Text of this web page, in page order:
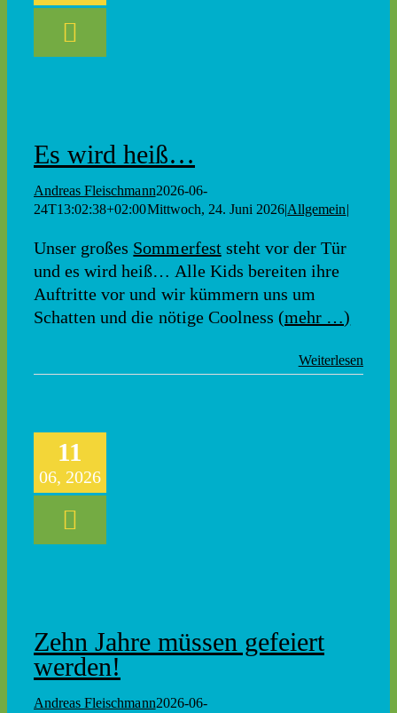
Es wird heiß…
Andreas Fleischmann2026-06-
24T13:02:38+02:00Mittwoch, 24. Juni 2026|Allgemein|
Unser großes Sommerfest steht vor der Tür
und es wird heiß… Alle Kids bereiten ihre
Auftritte vor und wir kümmern uns um
Schatten und die nötige Coolness (mehr …)
Weiterlesen
11
06, 2026
Zehn Jahre müssen gefeiert
werden!
Andreas Fleischmann2026-06-